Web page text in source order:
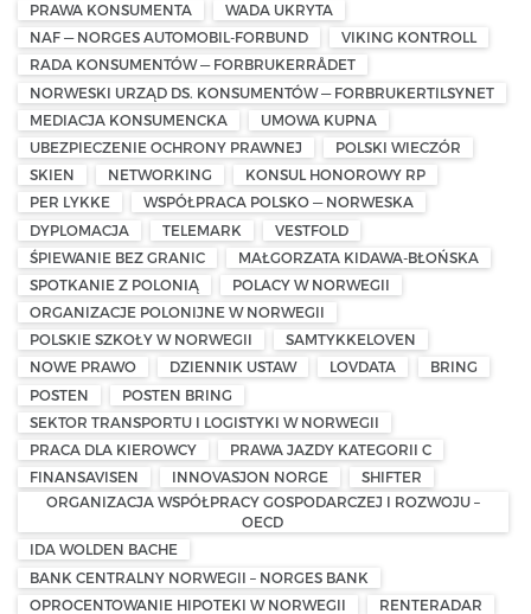
PRAWA KONSUMENTA
WADA UKRYTA
NAF — NORGES AUTOMOBIL-FORBUND
VIKING KONTROLL
RADA KONSUMENTÓW — FORBRUKERRÅDET
NORWESKI URZĄD DS. KONSUMENTÓW — FORBRUKERTILSYNET
MEDIACJA KONSUMENCKA
UMOWA KUPNA
UBEZPIECZENIE OCHRONY PRAWNEJ
POLSKI WIECZÓR
SKIEN
NETWORKING
KONSUL HONOROWY RP
PER LYKKE
WSPÓŁPRACA POLSKO — NORWESKA
DYPLOMACJA
TELEMARK
VESTFOLD
ŚPIEWANIE BEZ GRANIC
MAŁGORZATA KIDAWA-BŁOŃSKA
SPOTKANIE Z POLONIĄ
POLACY W NORWEGII
ORGANIZACJE POLONIJNE W NORWEGII
POLSKIE SZKOŁY W NORWEGII
SAMTYKKELOVEN
NOWE PRAWO
DZIENNIK USTAW LOVDATA
BRING
POSTEN
POSTEN BRING
SEKTOR TRANSPORTU I LOGISTYKI W NORWEGII
PRACA DLA KIEROWCY
PRAWA JAZDY KATEGORII C
FINANSAVISEN
INNOVASJON NORGE
SHIFTER
ORGANIZACJA WSPÓŁPRACY GOSPODARCZEJ I ROZWOJU –
OECD
IDA WOLDEN BACHE
BANK CENTRALNY NORWEGII – NORGES BANK
OPROCENTOWANIE HIPOTEKI W NORWEGII
RENTERADAR